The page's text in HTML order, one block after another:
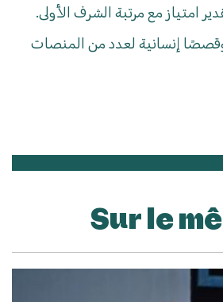
امتياز مع مرتبة الشرف الأولى.
إنسانية لعدد من المنصات
Sur le